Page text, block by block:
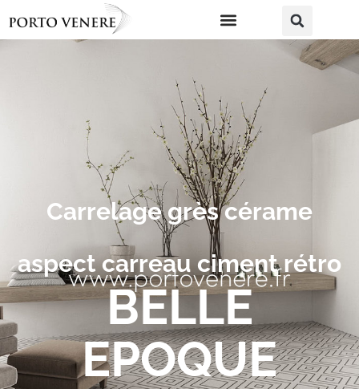
Carrelage grès cérame
aspect carreau ciment rétro
BELLE
EPOQUE